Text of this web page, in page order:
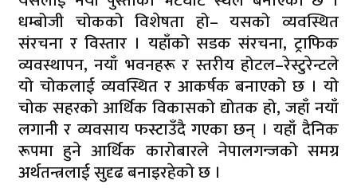
धम्बोजी चोकको विशेषता हो– यसको व्यवस्थित
संरचना र विस्तार । यहाँको सडक संरचना, ट्राफिक
व्यवस्थापन, नयाँ भवनहरू र स्तरीय होटल–रेस्टुरेन्टले
यो चोकलाई व्यवस्थित र आकर्षक बनाएको छ । यो
चोक सहरको आर्थिक विकासको द्योतक हो, जहाँ नयाँ
लगानी र व्यवसाय फस्टाउँदै गएका छन् । यहाँ दैनिक
रूपमा हुने आर्थिक कारोबारले नेपालगन्जको समग्र
अर्थतन्त्रलाई सुदृढ बनाइरहेको छ ।